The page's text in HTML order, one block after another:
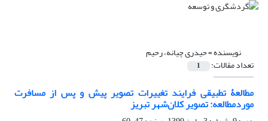
نویسنده =حیدری چیانه، رحیم
تعداد مقالات: 1
مطالعۀ تطبیقی فرایند تغییرات تصویر پیش و پس از مسافرت
موردمطالعه: تصویر کلان‌شهر تبریز